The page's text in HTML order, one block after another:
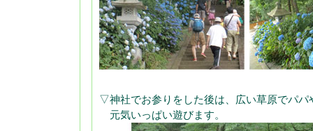
▽神社でお参りをした後は、広い草原でパパ
元気いっぱい遊びます。